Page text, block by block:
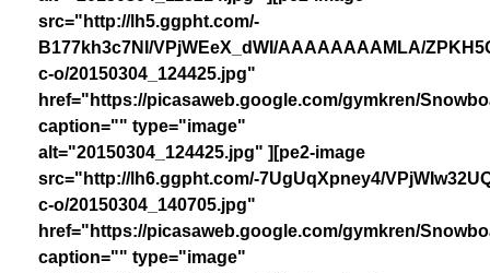
src="http://lh5.ggpht.com/-
B177kh3c7NI/VPjWEeX_dWI/AAAAAAAAMLA/
c-o/20150304_124425.jpg"
href="https://picasaweb.google.com/gymkren/
caption="" type="image"
alt="20150304_124425.jpg" ][pe2-image
src="http://lh6.ggpht.com/-7UgUqXpney4/
c-o/20150304_140705.jpg"
href="https://picasaweb.google.com/gymkren/
caption="" type="image"